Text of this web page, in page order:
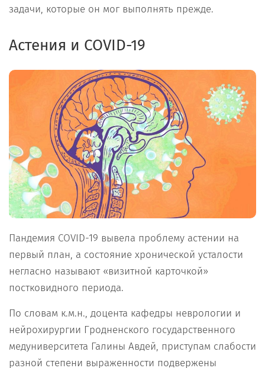
задачи, которые он мог выполнять прежде.
Астения и COVID-19
Пандемия COVID-19 вывела проблему астении на
первый план, а состояние хронической усталости
негласно называют «визитной карточкой»
постковидного периода.
По словам к.м.н., доцента кафедры неврологии и
нейрохирургии Гродненского государственного
медуниверситета Галины Авдей, приступам слабости
разной степени выраженности подвержены